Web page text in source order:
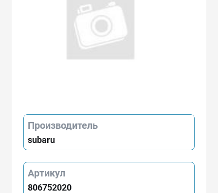
Производитель
subaru
Артикул
806752020